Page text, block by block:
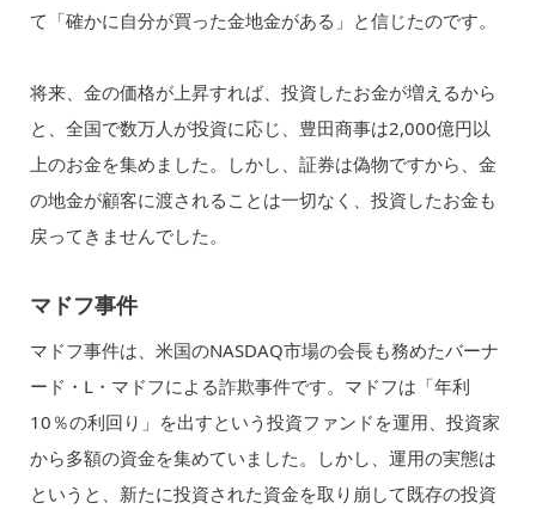
て「確かに自分が買った金地金がある」と信じたのです。
将来、金の価格が上昇すれば、投資したお金が増えるから
と、全国で数万人が投資に応じ、豊田商事は2,000億円以
上のお金を集めました。しかし、証券は偽物ですから、金
の地金が顧客に渡されることは一切なく、投資したお金も
戻ってきませんでした。
マドフ事件
マドフ事件は、米国のNASDAQ市場の会長も務めたバーナ
ード・L・マドフによる詐欺事件です。マドフは「年利
10％の利回り」を出すという投資ファンドを運用、投資家
から多額の資金を集めていました。しかし、運用の実態は
というと、新たに投資された資金を取り崩して既存の投資